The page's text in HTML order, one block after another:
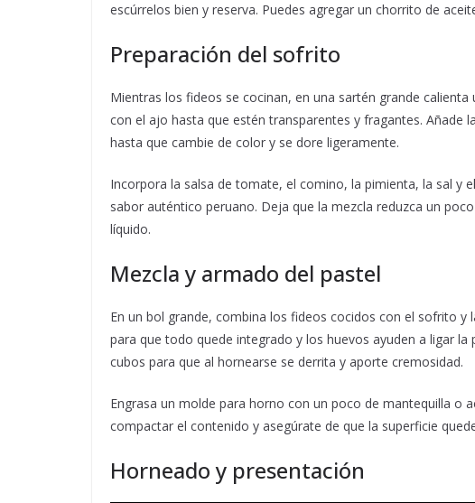
escúrrelos bien y reserva. Puedes agregar un chorrito de
Preparación del sofrito
Mientras los fideos se cocinan, en una sartén grande
con el ajo hasta que estén transparentes y fragantes. Añade
hasta que cambie de color y se dore ligeramente.
Incorpora la salsa de tomate, el comino, la pimienta, la sal y
sabor auténtico peruano. Deja que la mezcla reduzca un
líquido.
Mezcla y armado del pastel
En un bol grande, combina los fideos cocidos con el sofrito y
para que todo quede integrado y los huevos ayuden a ligar
cubos para que al hornearse se derrita y aporte cremosidad.
Engrasa un molde para horno con un poco de mantequilla o
compactar el contenido y asegúrate de que la superficie
Horneado y presentación